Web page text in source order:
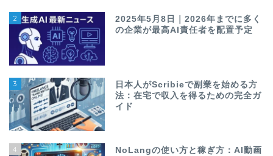
2
2025年5月8日｜2026年までに多く
の企業が最高AI責任者を配置予定
3
日本人がScribieで副業を始める方
法：在宅で収入を得るための完全ガ
イド
4
NoLangの使い方と稼ぎ方：AI動画